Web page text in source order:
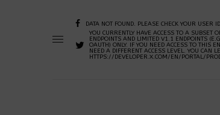
DATA NOT FOUND. PLEASE CHECK YOUR USER
YOU CURRENTLY HAVE ACCESS TO A SUBSET
ENDPOINTS AND LIMITED V1.1 ENDPOINTS
OAUTH) ONLY. IF YOU NEED ACCESS TO THIS
NEED A DIFFERENT ACCESS LEVEL. YOU CAN
HTTPS://DEVELOPER.X.COM/EN/PORTAL/